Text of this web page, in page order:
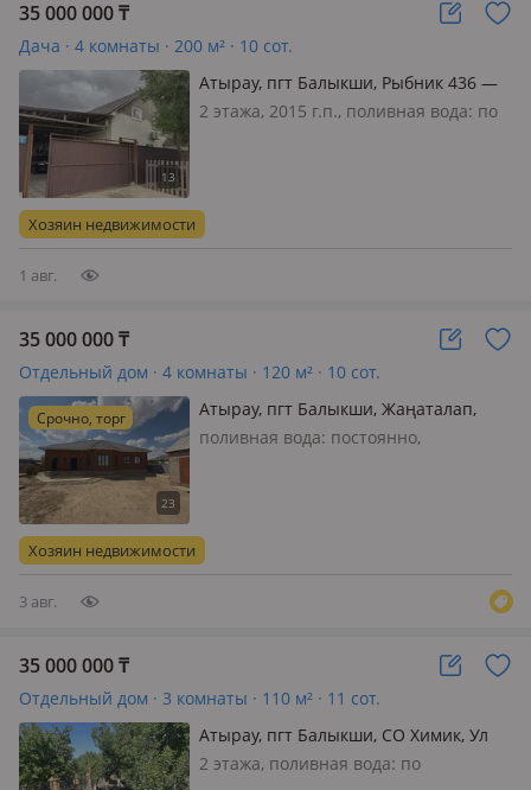
35 000 000₸
Дача · 4 комнаты · 200 м² · 10 сот.
Атырау, пгт Балыкши, Рыбник 436 —
Рыбник
2 этажа, 2015 г.п., поливная вода: по
подробности по телефону, обмен на
квартиру с вашей доплатой
Хозяин недвижимости
1 авг.
35 000 000₸
Отдельный дом · 4 комнаты · 120 м² · 10 сот.
Срочно, торг
Атырау, пгт Балыкши, Жаңаталап,
Жаңақұрылыс 54 — Дамба,
поливная вода: постоянно,
метр Черновой салынган 255кв метр
(17-15) Времянка сарай гараж. Тел.
Хозяин недвижимости
3 авг.
35 000 000₸
Отдельный дом · 3 комнаты · 110 м² · 11 сот.
Атырау, пгт Балыкши, СО Химик, Ул
набережная 55 — Набережная улица,
2 этажа, поливная вода: по